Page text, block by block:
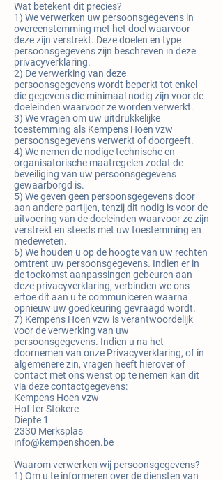
Wat betekent dit precies?
1) We verwerken uw persoonsgegevens in
overeenstemming met het doel waarvoor
deze zijn verstrekt. Deze doelen en type
persoonsgegevens zijn beschreven in deze
privacyverklaring.
2) De verwerking van deze
persoonsgegevens wordt beperkt tot enkel
die gegevens die minimaal nodig zijn voor de
doeleinden waarvoor ze worden verwerkt.
3) We vragen om uw uitdrukkelijke
toestemming als Kempens Hoen vzw
persoonsgegevens verwerkt of doorgeeft.
4) We nemen de nodige technische en
organisatorische maatregelen zodat de
beveiliging van uw persoonsgegevens
gewaarborgd is.
5) We geven geen persoonsgegevens door
aan andere partijen, tenzij dit nodig is voor de
uitvoering van de doeleinden waarvoor ze zijn
verstrekt en steeds met uw toestemming en
medeweten.
6) We houden u op de hoogte van uw rechten
omtrent uw persoonsgegevens. Indien er in
de toekomst aanpassingen gebeuren aan
deze privacyverklaring, verbinden we ons
ertoe dit aan u te communiceren waarna
opnieuw uw goedkeuring gevraagd wordt.
7) Kempens Hoen vzw is verantwoordelijk
voor de verwerking van uw
persoonsgegevens. Indien u na het
doornemen van onze Privacyverklaring, of in
algemenere zin, vragen heeft hierover of
contact met ons wenst op te nemen kan dit
via deze contactgegevens:
Kempens Hoen vzw
Hof ter Stokere
Diepte 1
2330 Merksplas
info@kempenshoen.be
Waarom verwerken wij persoonsgegevens?
1) Om u te informeren over de diensten van